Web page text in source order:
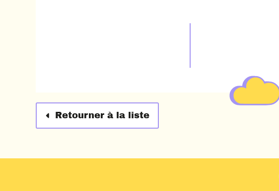
Retourner à la liste